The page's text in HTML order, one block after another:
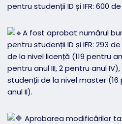
pentru studenții ID și IFR: 600
A fost aprobat numărul
pentru studenții ID și IFR: 293
de la nivel licență (119 pentru
pentru anul III, 2 pentru anul
studenții de la nivel master (16
anul II).
Aprobarea modificărilor